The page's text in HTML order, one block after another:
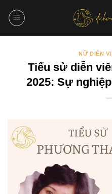
qua
NỮ DIỄN
Tiểu sử diễn
2025: Sự